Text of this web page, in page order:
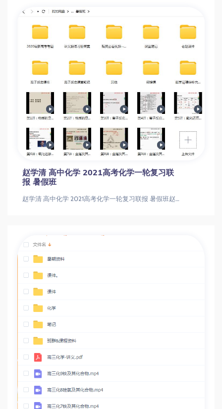
赵学清 高中化学 2021高考化学一轮复习联
报 暑假班
赵学清 高中化学 2021高考化学一轮复习联报 暑假班赵学清 高中化学 2021高考化学一轮复习联报 暑假班